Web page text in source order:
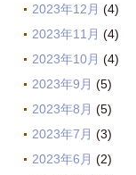
2023年12月 (4)
2023年11月 (4)
2023年10月 (4)
2023年9月 (5)
2023年8月 (5)
2023年7月 (3)
2023年6月 (2)